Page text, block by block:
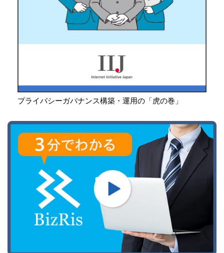
プライバシーガバナンス構築・運用の「虎の巻」